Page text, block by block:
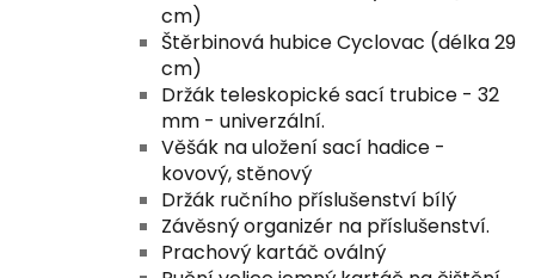
cm)
Štěrbinová hubice Cyclovac (délka 29
cm)
Držák teleskopické sací trubice - 32
mm - univerzální.
Věšák na uložení sací hadice -
kovový, stěnový
Držák ručního příslušenství bílý
Závěsný organizér na příslušenství.
Prachový kartáč oválný